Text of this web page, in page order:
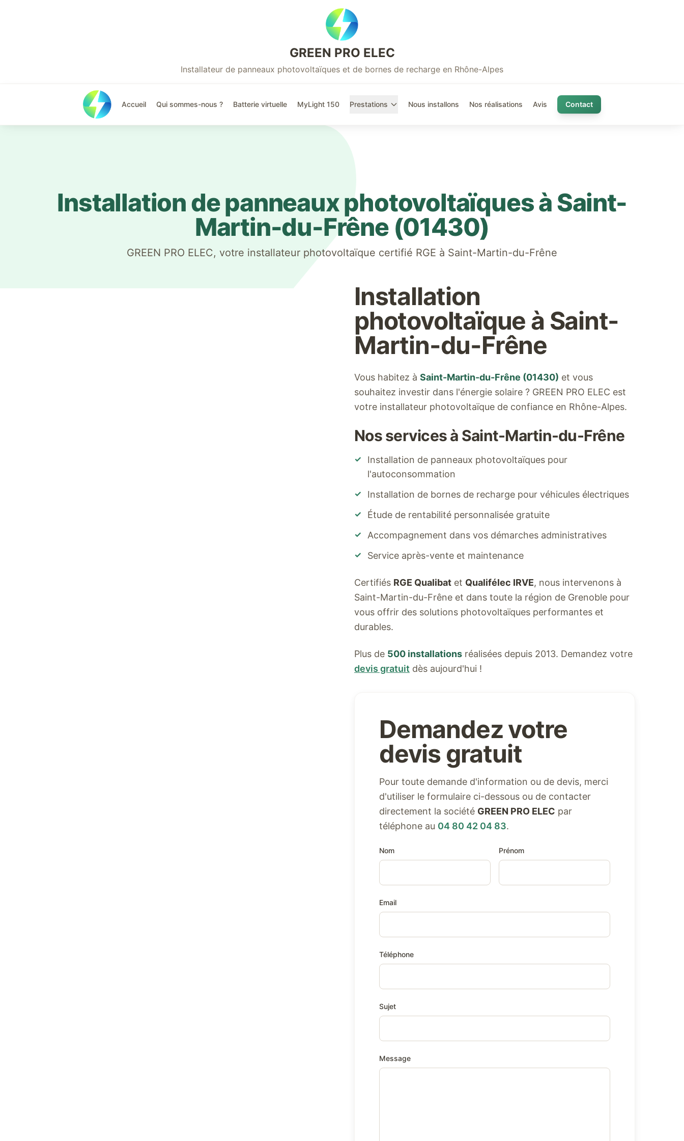
GREEN PRO ELEC
Installateur de panneaux photovoltaïques et de bornes de recharge en Rhône-Alpes
Accueil Qui sommes-nous ? Batterie virtuelle MyLight 150 Prestations Nous installons Nos réalisations Avis Contact
Installation de panneaux photovoltaïques àSaint-
Martin-du-Frêne(01430)
GREEN PRO ELEC, votre installateur photovoltaïque certifié RGE à Saint-Martin-du-Frêne
Installation
photovoltaïque à Saint-
Martin-du-Frêne
Vous habitez à Saint-Martin-du-Frêne (01430) et vous
souhaitez investir dans l'énergie solaire ? GREEN PRO ELEC est
votre installateur photovoltaïque de confiance en Rhône-Alpes.
Nos services à Saint-Martin-du-Frêne
✓
Installation de panneaux photovoltaïques pour
l'autoconsommation
✓ Installation de bornes de recharge pour véhicules électriques
✓ Étude de rentabilité personnalisée gratuite
✓ Accompagnement dans vos démarches administratives
✓ Service après-vente et maintenance
Certifiés RGE Qualibat et Qualifélec IRVE, nous intervenons à
Saint-Martin-du-Frêne et dans toute la région de Grenoble pour
vous offrir des solutions photovoltaïques performantes et
durables.
Plus de 500 installations réalisées depuis 2013. Demandez votre
devis gratuit dès aujourd'hui !
Demandez votre
devis gratuit
Pour toute demande d'information ou de devis, merci
d'utiliser le formulaire ci-dessous ou de contacter
directement la société GREEN PRO ELEC par
téléphone au 04 80 42 04 83.
Nom Prénom
Email
Téléphone
Sujet
Message